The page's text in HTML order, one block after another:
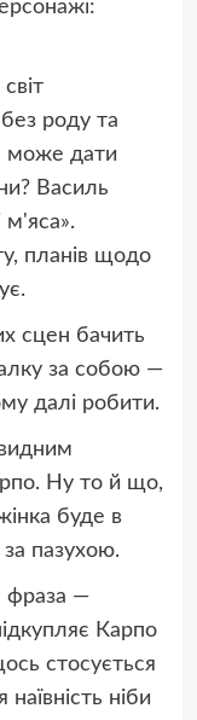
роду та
може дати
Василь
м'яса».
планів щодо
сцен бачить
за собою —
далі робити.
Ну то й що,
буде в
пазухою.
фраза —
Карпо
стосується
ніби